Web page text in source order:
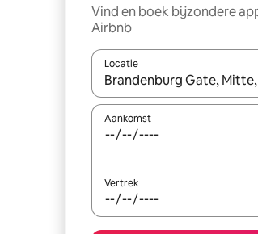
Vind en boek bijzondere
Airbnb
Locatie
Wanneer er suggesties
Aankomst
Vertrek